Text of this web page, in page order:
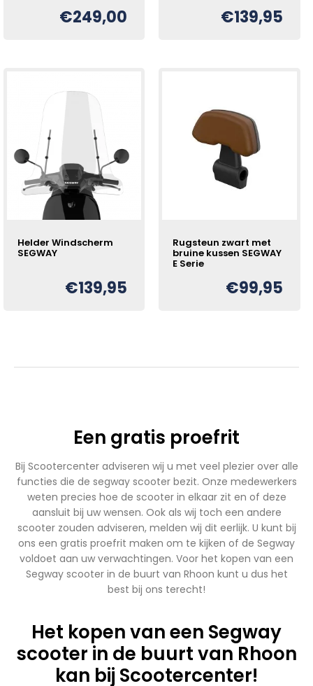
€249,00 €139,95
Helder Windscherm
SEGWAY
€139,95
Rugsteun zwart met
bruine kussen SEGWAY
E Serie
€99,95
Een gratis proefrit
Bij Scootercenter adviseren wij u met veel plezier over alle
functies die de segway scooter bezit. Onze medewerkers
weten precies hoe de scooter in elkaar zit en of deze
aansluit bij uw wensen. Ook als wij toch een andere
scooter zouden adviseren, melden wij dit eerlijk. U kunt bij
ons een gratis proefrit maken om te kijken of de Segway
voldoet aan uw verwachtingen. Voor het kopen van een
Segway scooter in de buurt van Rhoon kunt u dus het
best bij ons terecht!
Het kopen van een Segway
scooter in de buurt van Rhoon
kan bij Scootercenter!